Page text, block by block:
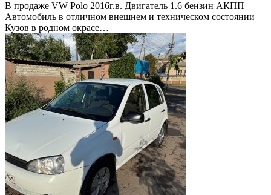
В продаже VW Polo 2016г.в. Двигатель 1.6 бензин АКПП
Автомобиль в отличном внешнем и техническом состоянии
Кузов в родном окрасе…